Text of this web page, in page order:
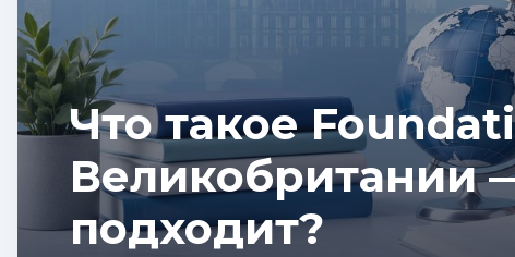
Что такое
Великобритании
подходит?